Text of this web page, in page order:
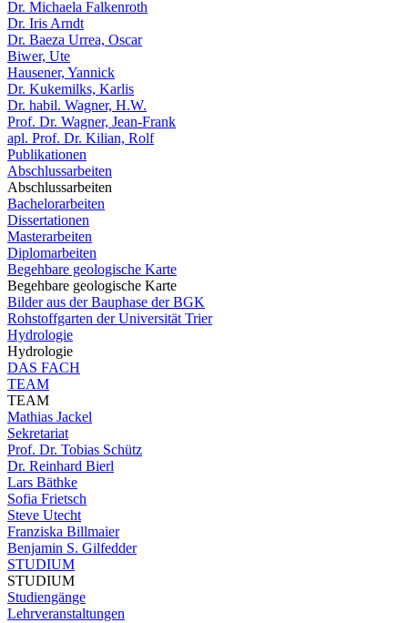
Dr. Michaela Falkenroth
Dr. Iris Arndt
Dr. Baeza Urrea, Oscar
Biwer, Ute
Hausener, Yannick
Dr. Kukemilks, Karlis
Dr. habil. Wagner, H.W.
Prof. Dr. Wagner, Jean-Frank
apl. Prof. Dr. Kilian, Rolf
Publikationen
Abschlussarbeiten
Abschlussarbeiten
Bachelorarbeiten
Dissertationen
Masterarbeiten
Diplomarbeiten
Begehbare geologische Karte
Begehbare geologische Karte
Bilder aus der Bauphase der BGK
Rohstoffgarten der Universität Trier
Hydrologie
Hydrologie
DAS FACH
TEAM
TEAM
Mathias Jackel
Sekretariat
Prof. Dr. Tobias Schütz
Dr. Reinhard Bierl
Lars Bäthke
Sofia Frietsch
Steve Utecht
Franziska Billmaier
Benjamin S. Gilfedder
STUDIUM
STUDIUM
Studiengänge
Lehrveranstaltungen